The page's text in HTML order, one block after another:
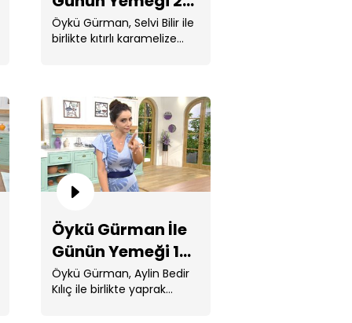
Gürman İle Günün Yemeği
Bölüm
Öykü Gürman, Selvi Bilir ile
birlikte kıtırlı karamelize
Öykü Gürman İle
Günün Yemeği 18.
Bölüm
Öykü Gürman, Aylin Bedir
Kılıç ile birlikte yaprak